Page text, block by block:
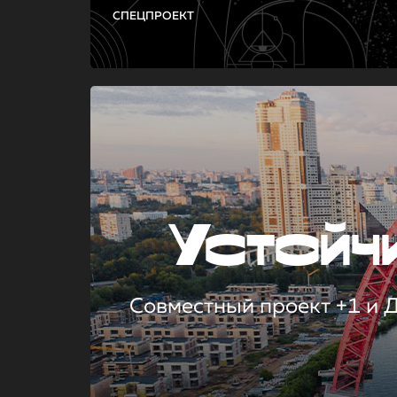
СПЕЦПРОЕКТ
Совместный проект +1 и